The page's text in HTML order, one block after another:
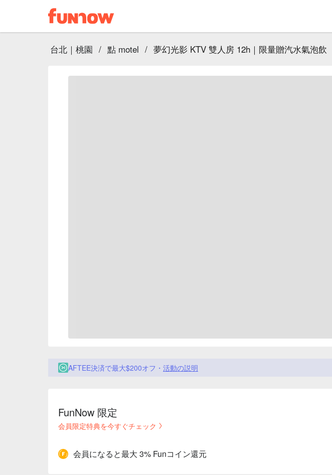
台北｜桃園 / 點 motel / 夢幻光影 KTV 雙人房 12h｜限量贈汽水氣泡飲
AFTEE決済で最大$200オフ・ 活動の説明
FunNow 限定
会員限定特典を今すぐチェック
会員になると最大 3% Funコイン還元